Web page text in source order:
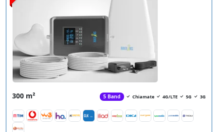
300 m² 5 Band Chiamate 4G/LTE 5G 3G